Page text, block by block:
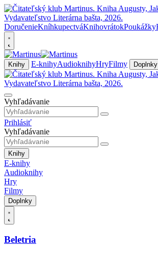
DoručenieKníhkupectváKnihovrátokPoukážky
Knihy E-knihyAudioknihyHryFilmy Doplnky
Vyhľadávanie
Prihlásiť
Vyhľadávanie
Knihy
E-knihy
Audioknihy
Hry
Filmy
Doplnky
Beletria